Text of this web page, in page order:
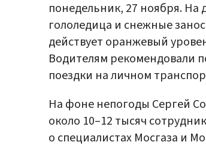
понедельник, 27 ноября. На
гололедица и снежные
действует оранжевый
Водителям рекомендовали
поездки на личном
На фоне непогоды Сергей
около 10–12 тысяч
о специалистах Мосгаза и